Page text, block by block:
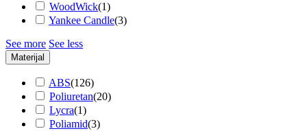
WoodWick(1)
Yankee Candle(3)
See more See less
Materijal
ABS(126)
Poliuretan(20)
Lycra(1)
Poliamid(3)